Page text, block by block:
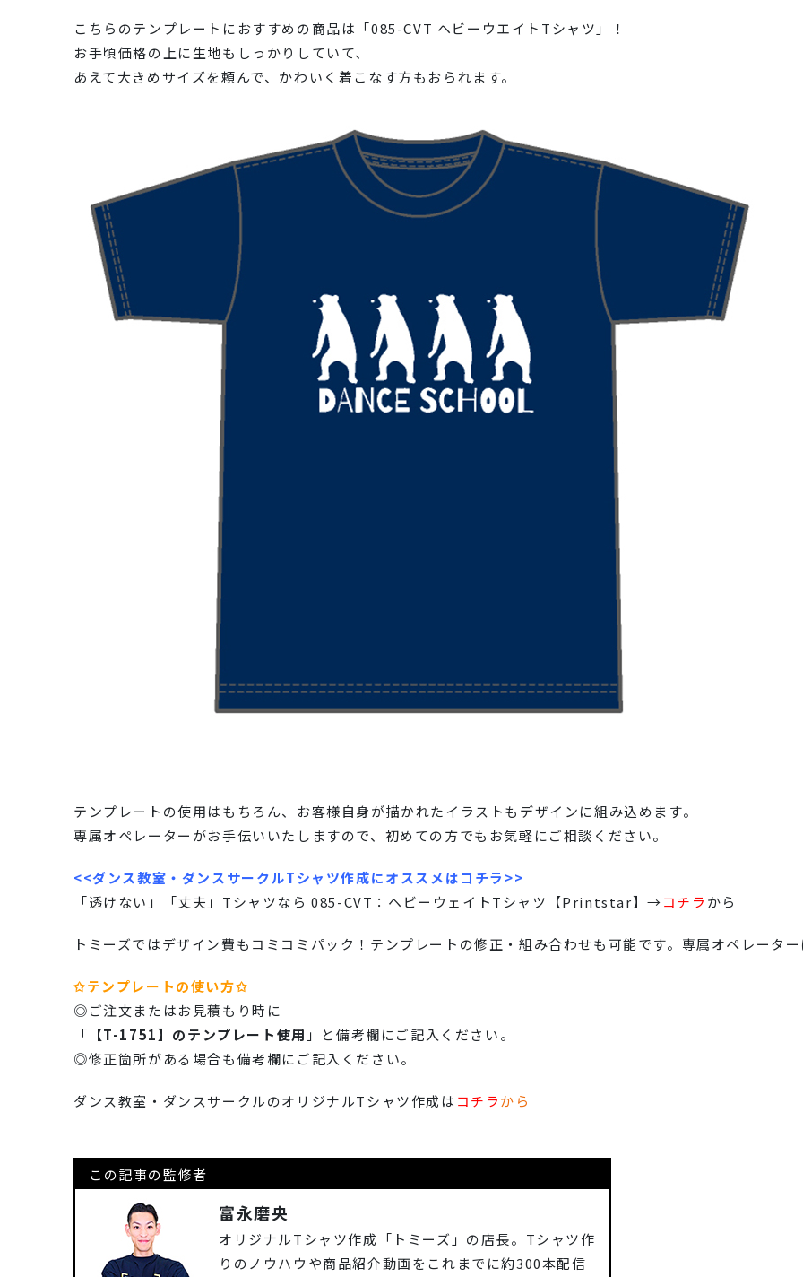
こちらのテンプレートにおすすめの商品は「085-CVT ヘビーウエイトTシャツ」！
お手頃価格の上に生地もしっかりしていて、
あえて大きめサイズを頼んで、かわいく着こなす方もおられます。
テンプレートの使用はもちろん、お客様自身が描かれたイラストもデザインに組み込めます。
専属オペレーターがお手伝いいたしますので、初めての方でもお気軽にご相談ください。
<<ダンス教室・ダンスサークルTシャツ作成にオススメはコチラ>>
「透けない」「丈夫」Tシャツなら 085-CVT：ヘビーウェイトTシャツ【Printstar】→コチラ から
トミーズではデザイン費もコミコミパック！テンプレートの修正・組み合わせも可能です。専属オペレータ
✩テンプレートの使い方✩
◎ご注文またはお見積もり時に
「 【T-1751】のテンプレート使用 」と備考欄にご記入ください。
◎修正箇所がある場合も備考欄にご記入ください。
ダンス教室・ダンスサークルのオリジナルTシャツ作成は コチラから
この記事の監修者
富永磨央
オリジナルTシャツ作成「トミーズ」の店長。Tシャツ作
りのノウハウや商品紹介動画をこれまでに約300本配信